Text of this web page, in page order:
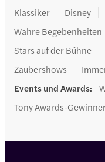
Klassiker
Disney
Wahre Begebenheiten
Stars auf der Bühne
Zaubershows
Events und Awards:
Tony Awards-